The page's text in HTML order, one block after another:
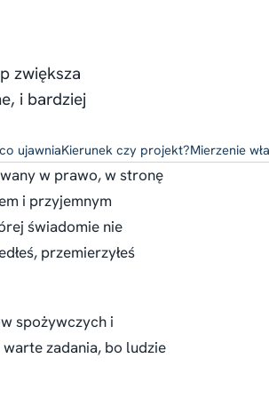
zwiększa
i bardziej
ujawniaKierunek czy projekt?Mierzenie
w prawo, w stronę
i przyjemnym
świadomie nie
przemierzyłeś
spożywczych i
zadania, bo ludzie